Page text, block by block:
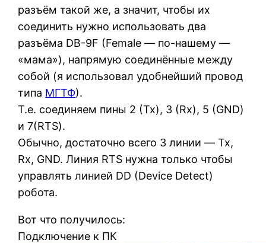
разъём такой же, а значит, чтобы их
соединить нужно использовать два
разъёма DB-9F (Female — по-нашему —
«мама»), напрямую соединённые между
собой (я использовал удобнейший провод
типа МГТФ).
Т.е. соединяем пины 2 (Tx), 3 (Rx), 5 (GND)
и 7(RTS).
Обычно, достаточно всего 3 линии — Tx,
Rx, GND. Линия RTS нужна только чтобы
управлять линией DD (Device Detect)
робота.
Вот что получилось:
Подключение к ПК